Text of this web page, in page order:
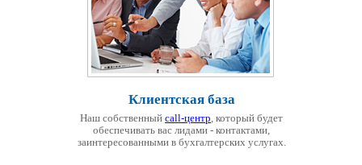
Наш собственный call-центр, который будет
обеспечивать вас лидами - контактами,
заинтересованными в бухгалтерских услугах.
Клиентская база